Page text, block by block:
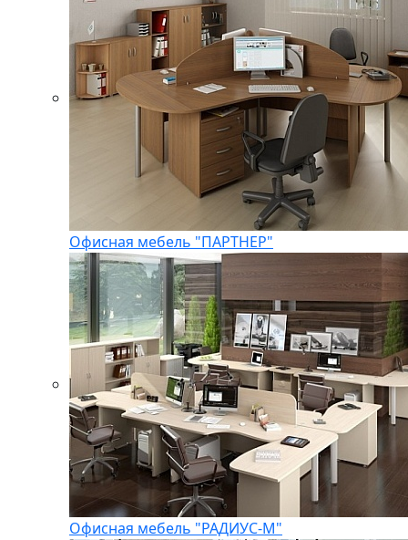
Офисная мебель "ПАРТНЕР"
Офисная мебель "РАДИУС-М"